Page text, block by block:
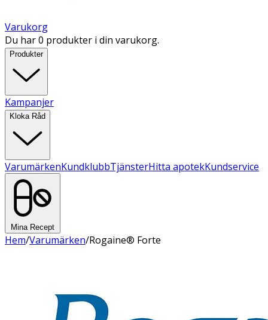
Varukorg
Du har 0 produkter i din varukorg.
Produkter
Kampanjer
Kloka Råd
VarumärkenKundklubbTjänsterHitta apotekKundservice
Mina Recept
Hem/Varumärken/Rogaine® Forte